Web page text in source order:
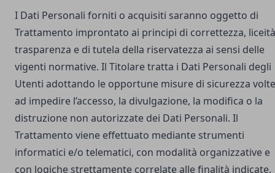
I Dati Personali forniti o acquisiti saranno oggetto di
Trattamento improntato ai principi di correttezza,
trasparenza e di tutela della riservatezza ai sensi delle
vigenti normative. Il Titolare tratta i Dati Personali degli
Utenti adottando le opportune misure di sicurezza volte
ad impedire l’accesso, la divulgazione, la modifica o la
distruzione non autorizzate dei Dati Personali. Il
Trattamento viene effettuato mediante strumenti
informatici e/o telematici, con modalità organizzative e
con logiche strettamente correlate alle finalità indicate.